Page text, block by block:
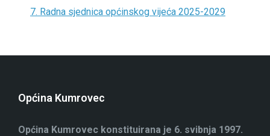
7. Radna sjednica općinskog vijeća 2025-2029
Općina Kumrovec
Općina Kumrovec konstituirana je 6. svibnja 1997.